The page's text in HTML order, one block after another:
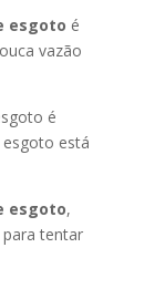
esgoto é
vazão
é
está
esgoto,
tentar